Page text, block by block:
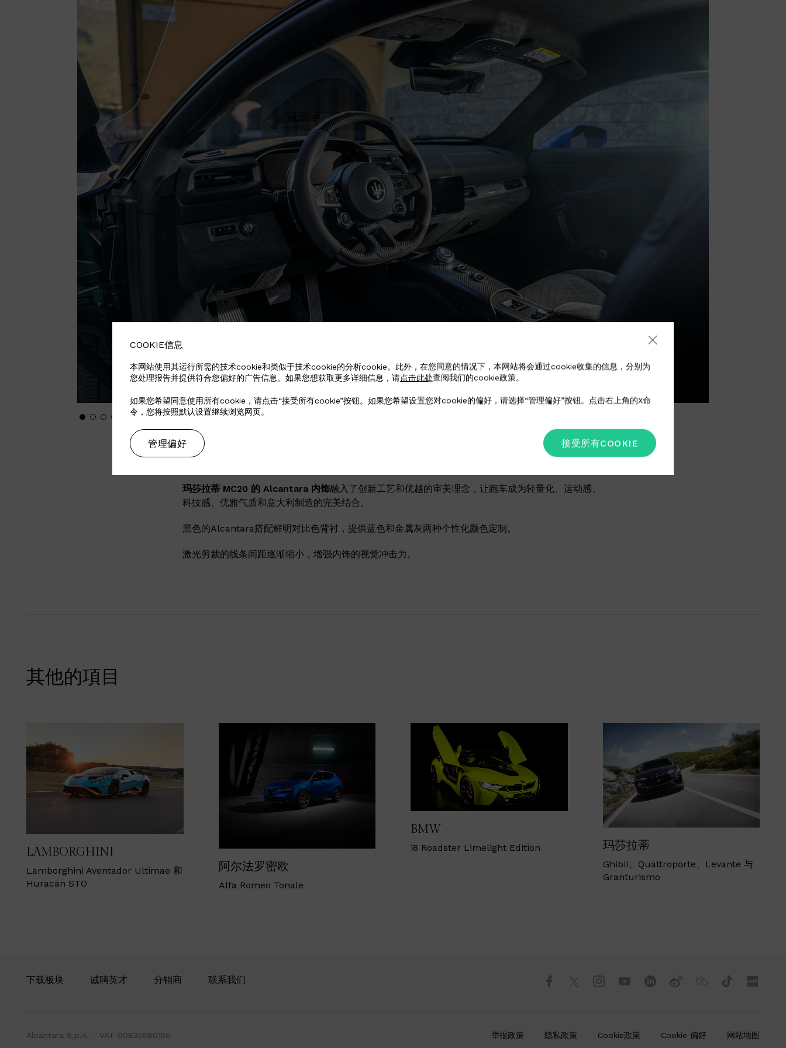
玛莎拉蒂 MC20 的 Alcantara 内饰融入了创新工艺和优越的审美理念，让跑车成为轻量化、运动感、
科技感、优雅气质和意大利制造的完美结合。
黑色的Alcantara搭配鲜明对比色背衬，提供蓝色和金属灰两种个性化颜色定制。
激光剪裁的线条间距逐渐缩小，增强内饰的视觉冲击力。
其他的項目
LAMBORGHINI
Lamborghini Aventador Ultimae 和
Huracán STO
阿尔法罗密欧
Alfa Romeo Tonale
BMW
i8 Roadster Limelight Edition 玛莎拉蒂
Ghibli、Quattroporte、Levante 与
Granturismo
下载板块 诚聘英才 分销商 联系我们
Alcantara S.p.A. - VAT 00835580150 举报政策 隐私政策 Cookie政策 Cookie 偏好 网站地图
COOKIE信息
本网站使用其运行所需的技术cookie和类似于技术cookie的分析cookie。此外，在您同意的情况下，本网站将会通过cookie收集的信息，分别为
您处理报告并提供符合您偏好的广告信息。如果您想获取更多详细信息，请点击此处查阅我们的cookie政策。
如果您希望同意使用所有cookie，请点击“接受所有cookie”按钮。如果您希望设置您对cookie的偏好，请选择“管理偏好”按钮。点击右上角的X命
令，您将按照默认设置继续浏览网页。
接受所有COOKIE
管理偏好